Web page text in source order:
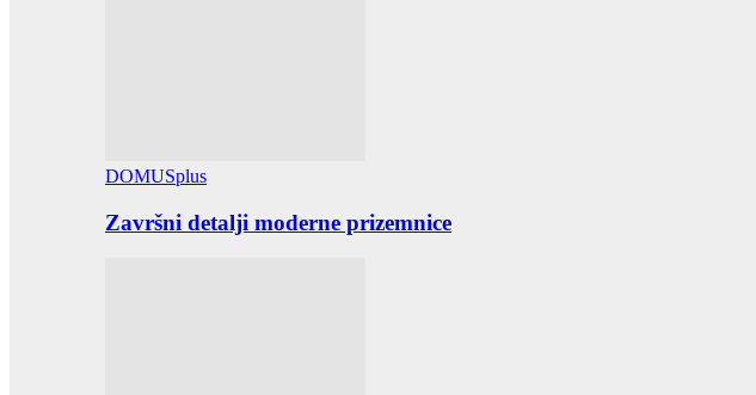
DOMUSplus
Završni detalji moderne prizemnice